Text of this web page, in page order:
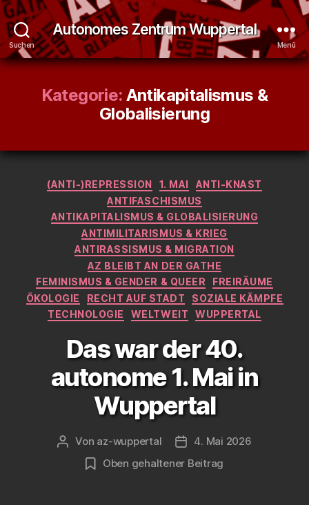
Suchen
Autonomes Zentrum Wuppertal
Menü
Kategorie: Antikapitalismus &
Globalisierung
Kategorien
(ANTI-)REPRESSION 1. MAI
ANTI-KNAST
ANTIFASCHISMUS
ANTIKAPITALISMUS & GLOBALISIERUNG
ANTIMILITARISMUS & KRIEG
ANTIRASSISMUS & MIGRATION
AZ BLEIBT AN DER GATHE
FEMINISMUS & GENDER & QUEER
FREIRÄUME
ÖKOLOGIE
RECHT AUF STADT
SOZIALE KÄMPFE
TECHNOLOGIE
WELTWEIT WUPPERTAL
Das war der 40.
autonome 1. Mai in
Wuppertal
Beitragsautor
Von az-wuppertal Veröffentlichungsdatum
4. Mai 2026
Oben gehaltener Beitrag